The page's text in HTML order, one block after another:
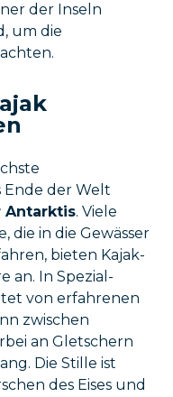
der Inseln
um die
Ende der Welt
Antarktis. Viele
die in die Gewässer
bieten Kajak-
an. In Spezial-
von erfahrenen
zwischen
an Gletschern
Die Stille ist
des Eises und